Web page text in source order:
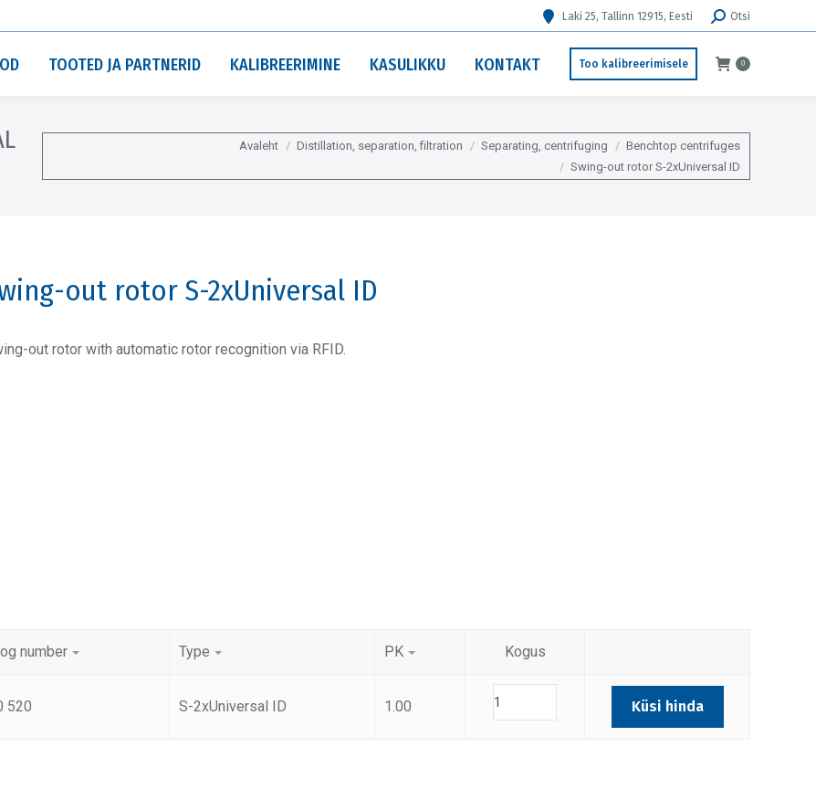
Laki 25, Tallinn 12915, Eesti Search:
Otsi
TOOTED JA PARTNERID KALIBREERIMINE KASULIKKU KONTAKT Too kalibreerimisele 0
You are here:
Avaleht Distillation, separation, filtration Separating, centrifuging
Benchtop centrifuges
Swing-out rotor S-2xUniversal ID
out rotor S-2xUniversal ID
out rotor with automatic rotor recognition via RFID.
number Type PK Kogus
520 S-2xUniversal ID 1.00 Küsi hinda